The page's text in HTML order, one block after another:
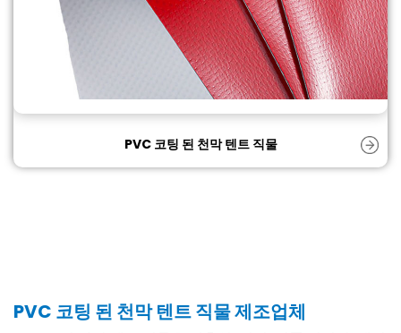
PVC 코팅 된 천막 텐트 직물
PVC 코팅 된 천막 텐트 직물 제조업체